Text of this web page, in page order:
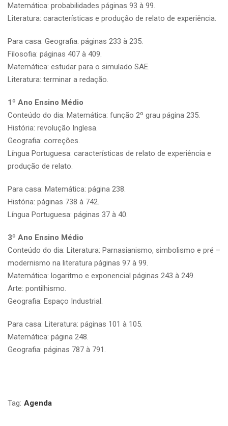
Matemática: probabilidades páginas 93 à 99.
Literatura: características e produção de relato de experiência.
Para casa: Geografia: páginas 233 à 235.
Filosofia: páginas 407 à 409.
Matemática: estudar para o simulado SAE.
Literatura: terminar a redação.
1º Ano Ensino Médio
Conteúdo do dia: Matemática: função 2º grau página 235.
História: revolução Inglesa.
Geografia: correções.
Língua Portuguesa: características de relato de experiência e
produção de relato.
Para casa: Matemática: página 238.
História: páginas 738 à 742.
Língua Portuguesa: páginas 37 à 40.
3º Ano Ensino Médio
Conteúdo do dia: Literatura: Parnasianismo, simbolismo e pré –
modernismo na literatura páginas 97 à 99.
Matemática: logaritmo e exponencial páginas 243 à 249.
Arte: pontilhismo.
Geografia: Espaço Industrial.
Para casa: Literatura: páginas 101 à 105.
Matemática: página 248.
Geografia: páginas 787 à 791.
Tag: Agenda